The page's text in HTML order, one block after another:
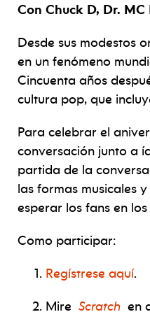
Con Chuck D, Dr.
Desde sus modestos
en un fenómeno
Cincuenta años
cultura pop, que
Para celebrar el
conversación junto a
partida de la
las formas musicales
esperar los fans en
Como participar:
Regístrese aquí.
Mire Scratch en